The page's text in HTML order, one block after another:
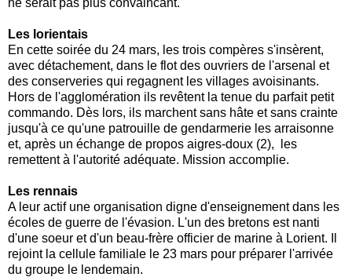
Les lorientais
En cette soirée du 24 mars, les trois compères s'insèrent,
avec détachement, dans le flot des ouvriers de l'arsenal et
des conserveries qui regagnent les villages avoisinants.
Hors de l'agglomération ils revêtent la tenue du parfait petit
commando. Dès lors, ils marchent sans hâte et sans crainte
jusqu'à ce qu'une patrouille de gendarmerie les arraisonne
et, après un échange de propos aigres-doux (2), les
remettent à l'autorité adéquate. Mission accomplie.
Les rennais
A leur actif une organisation digne d'enseignement dans les
écoles de guerre de l'évasion. L'un des bretons est nanti
d'une soeur et d'un beau-frère officier de marine à Lorient. Il
rejoint la cellule familiale le 23 mars pour préparer l'arrivée
du groupe le lendemain.